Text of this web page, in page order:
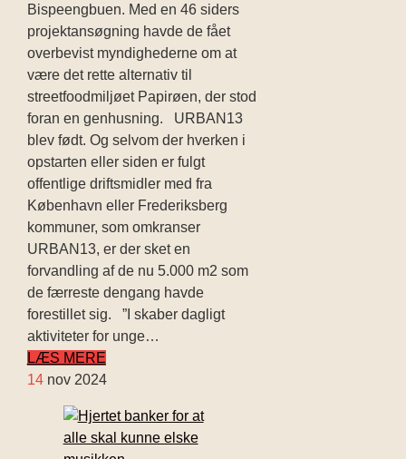
Bispeengbuen. Med en 46 siders
projektansøgning havde de fået
overbevist myndighederne om at
være det rette alternativ til
streetfoodmiljøet Papirøen, der stod
foran en genhusning. URBAN13
blev født. Og selvom der hverken i
opstarten eller siden er fulgt
offentlige driftsmidler med fra
København eller Frederiksberg
kommuner, som omkranser
URBAN13, er der sket en
forvandling af de nu 5.000 m2 som
de færreste dengang havde
forestillet sig. ”I skaber dagligt
aktiviteter for unge…
LÆS MERE
14 nov 2024